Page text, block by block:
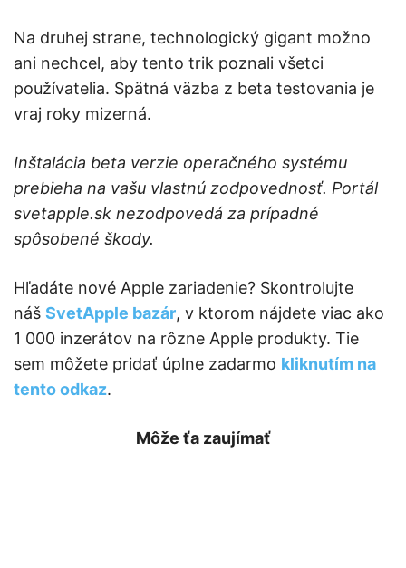
Na druhej strane, technologický gigant možno
ani nechcel, aby tento trik poznali všetci
používatelia. Spätná väzba z beta testovania je
vraj roky mizerná.
Inštalácia beta verzie operačného systému
prebieha na vašu vlastnú zodpovednosť. Portál
svetapple.sk nezodpovedá za prípadné
spôsobené škody.
Hľadáte nové Apple zariadenie? Skontrolujte
náš SvetApple bazár, v ktorom nájdete viac ako
1 000 inzerátov na rôzne Apple produkty. Tie
sem môžete pridať úplne zadarmo kliknutím na
tento odkaz.
Môže ťa zaujímať